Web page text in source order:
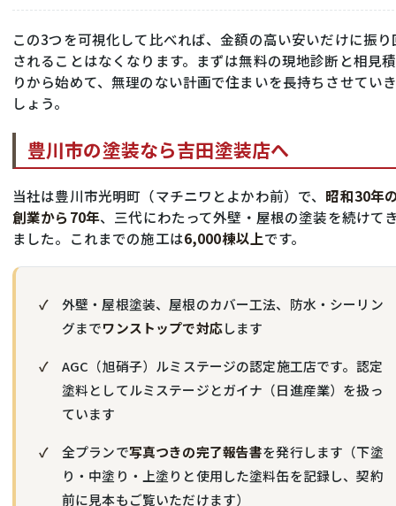
この3つを可視化して比べれば、金額の高い安いだけに振り
されることはなくなります。まずは無料の現地診断と相見
りから始めて、無理のない計画で住まいを長持ちさせてい
しょう。
豊川市の塗装なら吉田塗装店へ
当社は豊川市光明町（マチニワとよかわ前）で、 昭和30年
創業から70年、三代にわたって外壁・屋根の塗装を続けて
ました。これまでの施工は6,000棟以上です。
外壁・屋根塗装、屋根のカバー工法、防水・シーリン
グまでワンストップで対応します
AGC（旭硝子）ルミステージの認定施工店です。認定
塗料としてルミステージとガイナ（日進産業）を扱っ
ています
全プランで写真つきの完了報告書を発行します（下塗
り・中塗り・上塗りと使用した塗料缶を記録し、契約
前に見本もご覧いただけます）